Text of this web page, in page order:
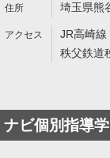
埼玉県熊
JR高崎線
秩父鉄道
ナビ個別指導